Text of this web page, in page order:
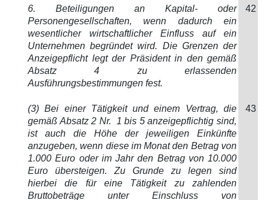
6. Beteiligungen an Kapital- oder
Personengesellschaften, wenn dadurch ein
wesentlicher wirtschaftlicher Einfluss auf ein
Unternehmen begründet wird. Die Grenzen der
Anzeigepflicht legt der Präsident in den gemäß
Absatz 4 zu erlassenden
Ausführungsbestimmungen fest.
42
(3) Bei einer Tätigkeit und einem Vertrag, die
gemäß Absatz 2 Nr. 1 bis 5 anzeigepflichtig sind,
ist auch die Höhe der jeweiligen Einkünfte
anzugeben, wenn diese im Monat den Betrag von
1.000 Euro oder im Jahr den Betrag von 10.000
Euro übersteigen. Zu Grunde zu legen sind
hierbei die für eine Tätigkeit zu zahlenden
Bruttobeträge unter Einschluss von
43